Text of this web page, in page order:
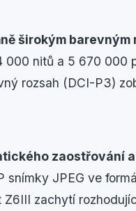
širokým barevným
nitů a 5 670 000
rozsah (DCI-P3)
zaostřování
snímky JPEG ve
zachytí